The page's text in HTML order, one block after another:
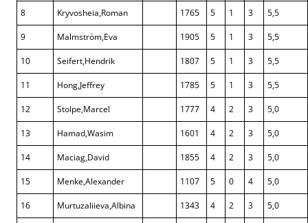
8 Kryvosheia,Roman 1765 5 1 3 5,5
9 Malmström,Eva 1905 5 1 3 5,5
10 Seifert,Hendrik 1807 5 1 3 5,5
11 Hong,Jeffrey 1785 5 1 3 5,5
12 Stolpe,Marcel 1777 4 2 3 5,0
13 Hamad,Wasim 1601 4 2 3 5,0
14 Maciag,David 1855 4 2 3 5,0
15 Menke,Alexander 1107 5 0 4 5,0
16 Murtuzaliieva,Albina 1343 4 2 3 5,0